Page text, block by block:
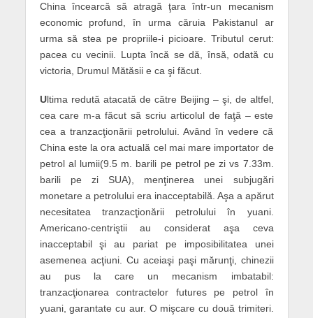
China încearcă să atragă ţara într-un mecanism
economic profund, în urma căruia Pakistanul ar
urma să stea pe propriile-i picioare. Tributul cerut:
pacea cu vecinii. Lupta încă se dă, însă, odată cu
victoria, Drumul Mătăsii e ca şi făcut.
Ultima redută atacată de către Beijing – şi, de altfel,
cea care m-a făcut să scriu articolul de faţă – este
cea a tranzacţionării petrolului. Având în vedere că
China este la ora actuală cel mai mare importator de
petrol al lumii(9.5 m. barili pe petrol pe zi vs 7.33m.
barili pe zi SUA), menţinerea unei subjugări
monetare a petrolului era inacceptabilă. Aşa a apărut
necesitatea tranzacţionării petrolului în yuani.
Americano-centriştii au considerat aşa ceva
inacceptabil şi au pariat pe imposibilitatea unei
asemenea acţiuni. Cu aceiaşi paşi mărunţi, chinezii
au pus la care un mecanism imbatabil:
tranzacţionarea contractelor futures pe petrol în
yuani, garantate cu aur. O mişcare cu două trimiteri.